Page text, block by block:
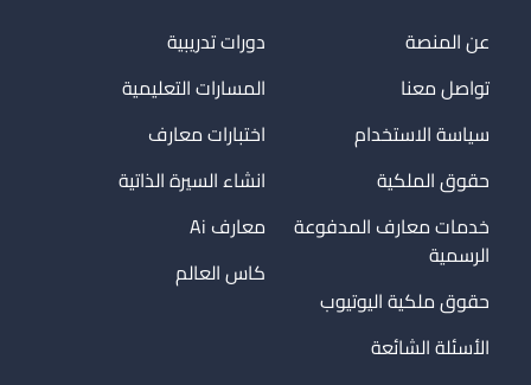
عن المنصة
تواصل معنا
سياسة الاستخدام
حقوق الملكية
خدمات معارف المدفوعة
الرسمية
حقوق ملكية اليوتيوب
الأسئلة الشائعة
دورات تدريبية
المسارات التعليمية
اختبارات معارف
انشاء السيرة الذاتية
معارف Ai
كاس العالم